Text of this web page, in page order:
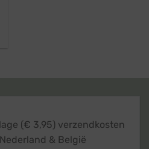
(€ 3,95) verzendkosten
& België